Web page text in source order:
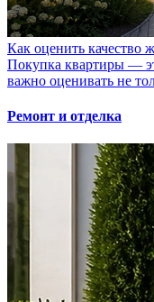
Как оценить качество
Покупка квартиры —
важно оценивать не
Ремонт и отделка